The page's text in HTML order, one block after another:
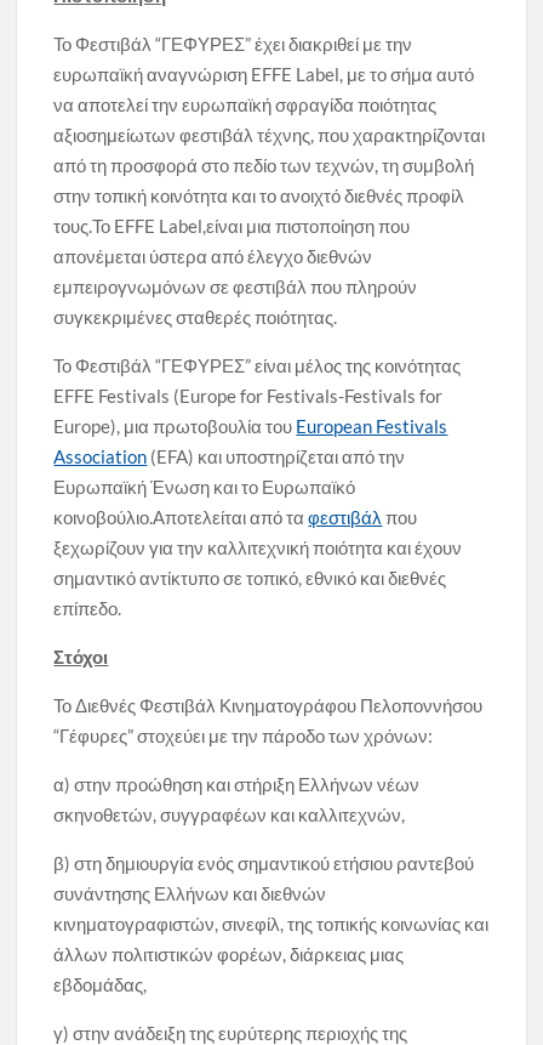
Το Φεστιβάλ “ΓΕΦΥΡΕΣ” έχει διακριθεί με την
ευρωπαϊκή αναγνώριση EFFE Label, με το σήμα αυτό
να αποτελεί την ευρωπαϊκή σφραγίδα ποιότητας
αξιοσημείωτων φεστιβάλ τέχνης, που χαρακτηρίζονται
από τη προσφορά στο πεδίο των τεχνών, τη συμβολή
στην τοπική κοινότητα και το ανοιχτό διεθνές προφίλ
τους.Το EFFE Label,είναι μια πιστοποίηση που
απονέμεται ύστερα από έλεγχο διεθνών
εμπειρογνωμόνων σε φεστιβάλ που πληρούν
συγκεκριμένες σταθερές ποιότητας.
Το Φεστιβάλ “ΓΕΦΥΡΕΣ” είναι μέλος της κοινότητας
EFFE Festivals (Europe for Festivals-Festivals for
Europe), μια πρωτοβουλία του European Festivals
Association (EFA) και υποστηρίζεται από την
Ευρωπαϊκή Ένωση και το Ευρωπαϊκό
κοινοβούλιο.Αποτελείται από ταφεστιβάλ που
ξεχωρίζουν για την καλλιτεχνική ποιότητα και έχουν
σημαντικό αντίκτυπο σε τοπικό, εθνικό και διεθνές
επίπεδο.
Στόχοι
Το Διεθνές Φεστιβάλ Κινηματογράφου Πελοποννήσου
“Γέφυρες” στοχεύει με την πάροδο των χρόνων:
α) στην προώθηση και στήριξη Ελλήνων νέων
σκηνοθετών, συγγραφέων και καλλιτεχνών,
β) στη δημιουργία ενός σημαντικού ετήσιου ραντεβού
συνάντησης Ελλήνων και διεθνών
κινηματογραφιστών, σινεφίλ, της τοπικής κοινωνίας και
άλλων πολιτιστικών φορέων, διάρκειας μιας
εβδομάδας,
γ) στην ανάδειξη της ευρύτερης περιοχής της